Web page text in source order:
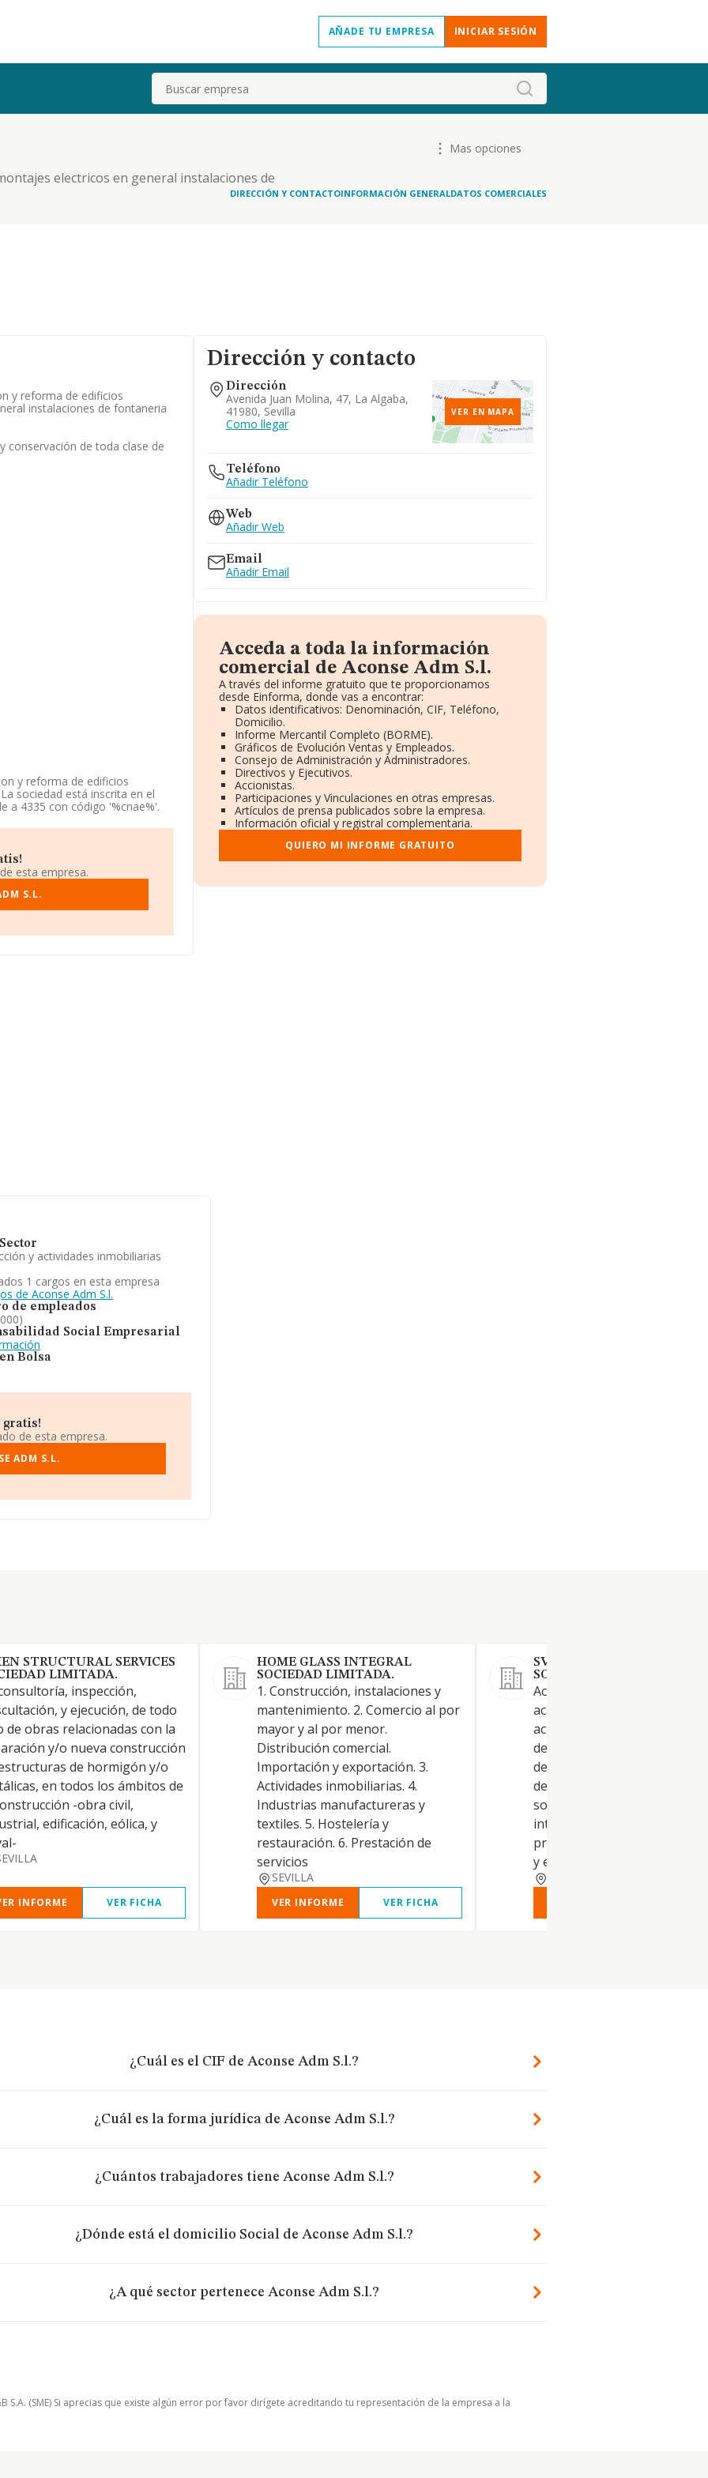
AÑADE TU EMPRESA INICIAR SESIÓN
Buscar
electricos en general instalaciones de
Mas opciones
DIRECCIÓN Y CONTACTOINFORMACIÓN GENERALDATOS COMERCIALES
y reforma de edificios
instalaciones de fontaneria
conservación de toda clase de
y reforma de edificios
sociedad está inscrita en el
a 4335 con código '%cnae%'.
provincia de Sevilla,
compañías, la facturación en el
todas las compañías es de
millones de euros. Con el fin
esta empresa.
S.L.
Dirección y contacto
Dirección
Avenida Juan Molina, 47, La Algaba,
41980, Sevilla
Como llegar
VER EN MAPA
Teléfono
Añadir Teléfono
Web
Añadir Web
Email
Añadir Email
Acceda a toda la información
comercial de Aconse Adm S.l.
A través del informe gratuito que te proporcionamos
desde Einforma, donde vas a encontrar:
Datos identificativos: Denominación, CIF, Teléfono,
Domicilio.
Informe Mercantil Completo (BORME).
Gráficos de Evolución Ventas y Empleados.
Consejo de Administración y Administradores.
Directivos y Ejecutivos.
Accionistas.
Participaciones y Vinculaciones en otras empresas.
Artículos de prensa publicados sobre la empresa.
Información oficial y registral complementaria.
QUIERO MI INFORME GRATUITO
y actividades inmobiliarias
1 cargos en esta empresa
de Aconse Adm S.l.
de empleados
Social Empresarial
Bolsa
gratis!
de esta empresa.
ADM S.L.
STRUCTURAL SERVICES
LIMITADA.
inspección,
y ejecución, de todo
de obras relacionadas con la
y/o nueva construcción
de hormigón y/o
en todos los ámbitos de
-obra civil,
edificación, eólica, y
INFORME VER FICHA
HOME GLASS INTEGRAL
SOCIEDAD LIMITADA.
1. Construcción, instalaciones y
mantenimiento. 2. Comercio al por
mayor y al por menor.
Distribución comercial.
Importación y exportación. 3.
Actividades inmobiliarias. 4.
Industrias manufactureras y
textiles. 5. Hostelería y
restauración. 6. Prestación de
servicios
SEVILLA
VER INFORME VER FICHA
SVQ OBRAS Y REFORMAS
SOCIEDAD LIMITADA.
Actividad principal: 43.35 /
acabado de edificios. Otras
actividades: 41.01 /
de edificios residenciales. Si
de las actividades elegidas
de carácter profesional, la
sociedad la ejercerá como
intermediadora entre el
profesional prestador del
y el..
¿Cuál es el CIF de Aconse Adm S.l.?
¿Cuál es la forma jurídica de Aconse Adm S.l.?
¿Cuántos trabajadores tiene Aconse Adm S.l.?
¿Dónde está el domicilio Social de Aconse Adm S.l.?
¿A qué sector pertenece Aconse Adm S.l.?
(SME) Si aprecias que existe algún error por favor dirígete acreditando tu representación de la empresa a la